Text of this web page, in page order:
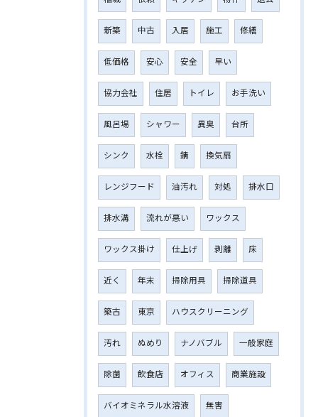
新築 中古 入居 施工 修繕
低価格 安心 安全 早い
協力会社 住居 トイレ お手洗い
風呂場 シャワー 異臭 台所
シンク 水栓 錆 換気扇
レンジフード 油汚れ 対処 排水口
排水溝 流れが悪い ワックス
ワックス掛け 仕上げ 剥離 床
近く 年末 掃除用具 掃除道具
築古 東京 ハウスクリーニング
汚れ ぬめり ナノバブル 一般家庭
除菌 飲食店 オフィス 商業施設
バイオミネラル水溶液 無害